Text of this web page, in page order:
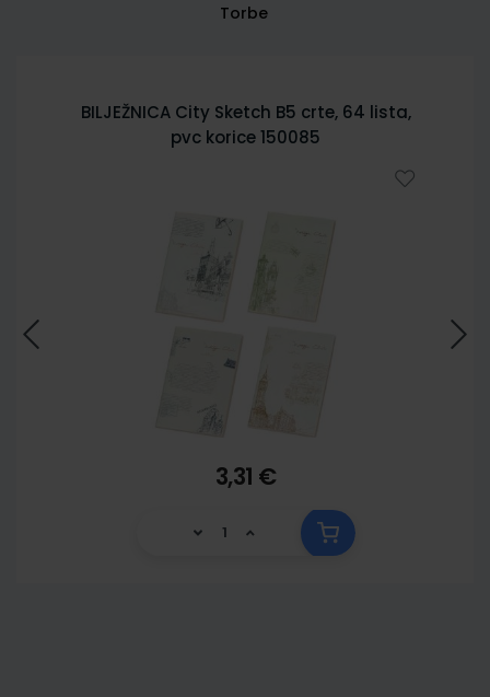
Torbe
BILJEŽNICA City Sketch B5 crte, 64 lista,
pvc korice 150085
3,31 €